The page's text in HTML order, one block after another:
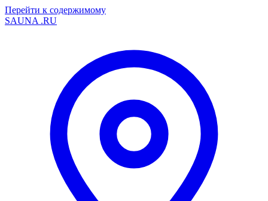
Перейти к содержимому
SAUNA .RU